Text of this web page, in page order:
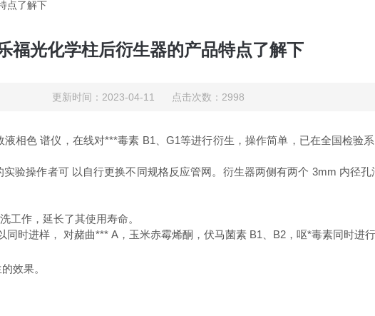
点了解下
福光化学柱后衍生器的产品特点了解下
更新时间：2023-04-11 点击次数：2998
相色 谱仪，在线对***毒素 B1、G1等进行衍生，操作简单，已在全国检验
验操作者可 以自行更换不同规格反应管网。衍生器两侧有两个 3mm 内径孔
工作，延长了其使用寿命。
时进样， 对赭曲*** A，玉米赤霉烯酮，伏马菌素 B1、B2，呕*毒素同时进行
效果。